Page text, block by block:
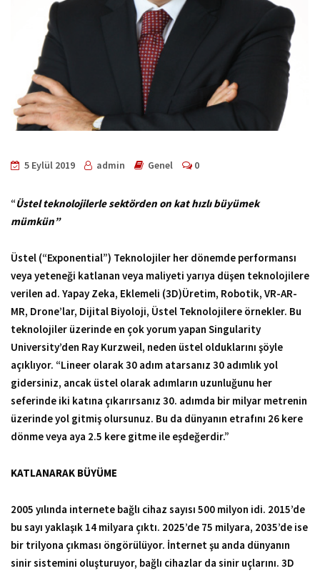
5 Eylül 2019 admin Genel 0
“Üstel teknolojilerle sektörden on kat hızlı büyümek
mümkün”
Üstel (“Exponential”) Teknolojiler her dönemde performansı
veya yeteneği katlanan veya maliyeti yarıya düşen teknolojilere
verilen ad. Yapay Zeka, Eklemeli (3D)Üretim, Robotik, VR-AR-
MR, Drone’lar, Dijital Biyoloji, Üstel Teknolojilere örnekler. Bu
teknolojiler üzerinde en çok yorum yapan Singularity
University’den Ray Kurzweil, neden üstel olduklarını şöyle
açıklıyor. “Lineer olarak 30 adım atarsanız 30 adımlık yol
gidersiniz, ancak üstel olarak adımların uzunluğunu her
seferinde iki katına çıkarırsanız 30. adımda bir milyar metrenin
üzerinde yol gitmiş olursunuz. Bu da dünyanın etrafını 26 kere
dönme veya aya 2.5 kere gitme ile eşdeğerdir.”
KATLANARAK BÜYÜME
2005 yılında internete bağlı cihaz sayısı 500 milyon idi. 2015’de
bu sayı yaklaşık 14 milyara çıktı. 2025’de 75 milyara, 2035’de ise
bir trilyona çıkması öngörülüyor. İnternet şu anda dünyanın
sinir sistemini oluşturuyor, bağlı cihazlar da sinir uçlarını. 3D